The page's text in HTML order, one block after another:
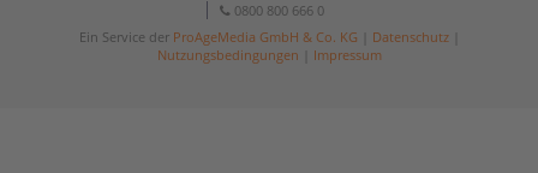
0800 800 666 0
Ein Service der ProAgeMedia GmbH & Co. KG Datenschutz|
Nutzungsbedingungen
Impressum